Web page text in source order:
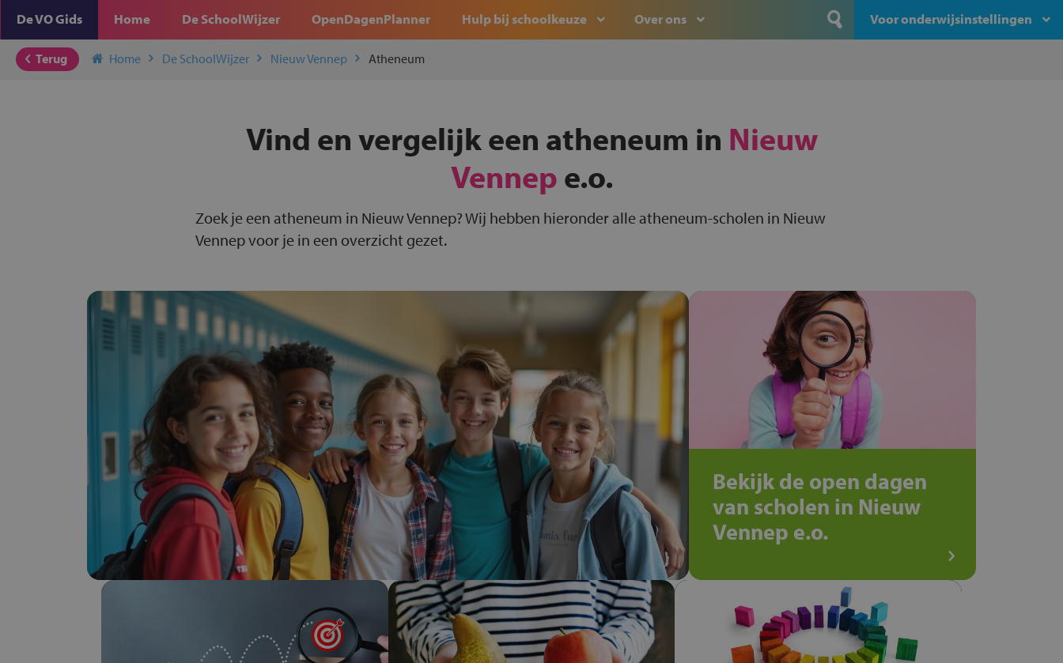
De VO Gids Home De SchoolWijzer OpenDagenPlanner Hulp bij schoolkeuze Over ons Voor onderwijsinstellingen
Terug Home De SchoolWijzer Nieuw Vennep Atheneum
Vind en vergelijk een atheneum in Nieuw
Vennepe.o.
Zoek je een atheneum in Nieuw Vennep? Wij hebben hieronder alle atheneum-scholen in Nieuw
Vennep voor je in een overzicht gezet.
Bekijk de open dagen
van scholen in Nieuw
Vennep e.o.